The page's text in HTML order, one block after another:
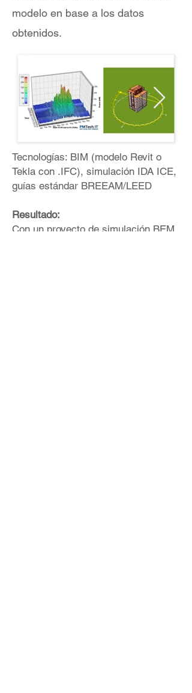
modelo en base a los datos
obtenidos.
Tecnologías: BIM (modelo Revit o
Tekla con .IFC), simulación IDA ICE,
guías estándar BREEAM/LEED
Resultado:
Con un proyecto de simulación BEM,